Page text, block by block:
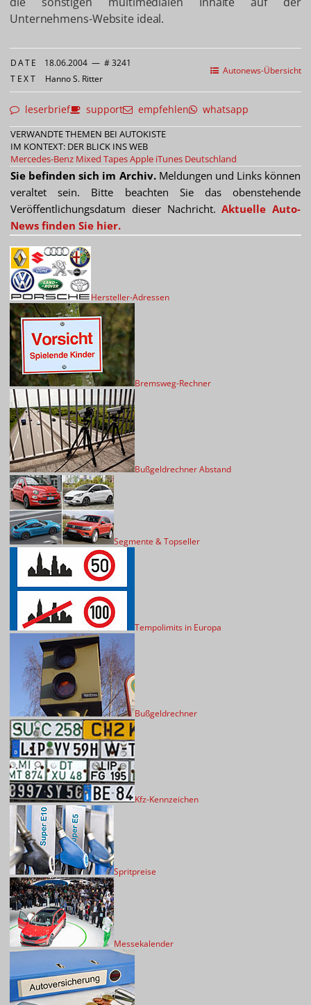
Unternehmens-Website ideal.
Autonews-Übersicht
DATE 18.06.2004 — # 3241
TEXT Hanno S. Ritter
leserbrief support empfehlen whatsapp
VERWANDTE THEMEN BEI AUTOKISTE
IM KONTEXT: DER BLICK INS WEB
Mercedes-Benz Mixed TapesApple iTunes Deutschland
Sie befinden sich im Archiv.Meldungen und Links können
veraltet sein. Bitte beachten Sie das obenstehende
Veröffentlichungsdatum dieser Nachricht.Aktuelle Auto-
News finden Sie hier.
Hersteller-Adressen
Bremsweg-Rechner
Bußgeldrechner Abstand
Segmente & Topseller
Tempolimits in Europa
Bußgeldrechner
Kfz-Kennzeichen
Spritpreise
Messekalender